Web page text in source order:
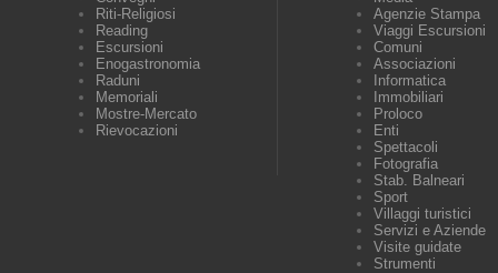
Riti-Religiosi
Reading
Escursioni
Enogastronomia
Raduni
Memoriali
Mostre-Mercato
Rievocazioni
Agenzie Stampa
Viaggi Escursioni
Comuni
Associazioni
Informatica
Immobiliari
Proloco
Enti
Spettacoli
Fotografia
Stab. Balneari
Sport
Villaggi turistici
Servizi e Aziende
Visite guidate
Strumenti